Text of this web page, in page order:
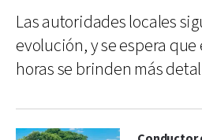
Las autoridades locales
evolución, y se espera
horas se brinden más